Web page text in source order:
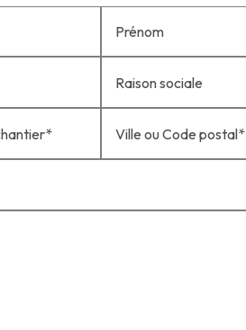
Prénom
Raison sociale
Ville ou Code postal*